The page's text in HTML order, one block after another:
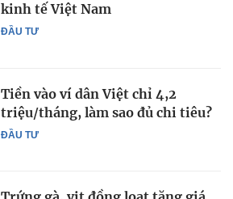
ĐẦU TƯ
kinh tế Việt Nam
ĐẦU TƯ
Tiền vào ví dân Việt chỉ 4,2
triệu/tháng, làm sao đủ chi tiêu?